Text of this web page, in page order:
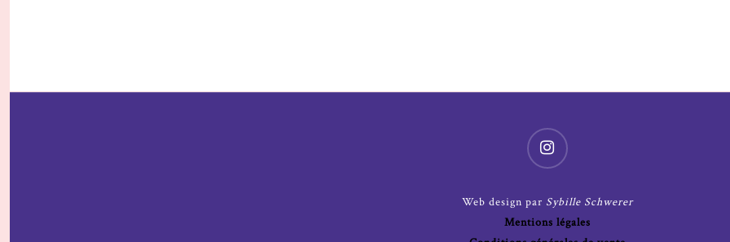
Web design par Sybille Schwerer
Mentions légales